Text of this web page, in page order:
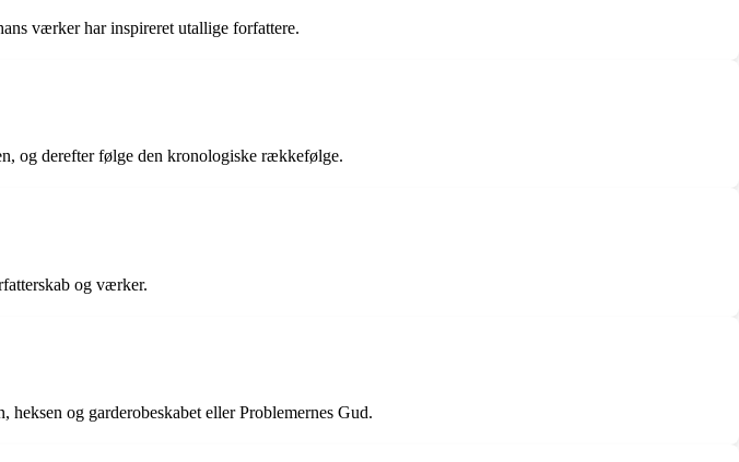
værker har inspireret utallige forfattere.
og derefter følge den kronologiske rækkefølge.
og værker.
og garderobeskabet eller Problemernes Gud.